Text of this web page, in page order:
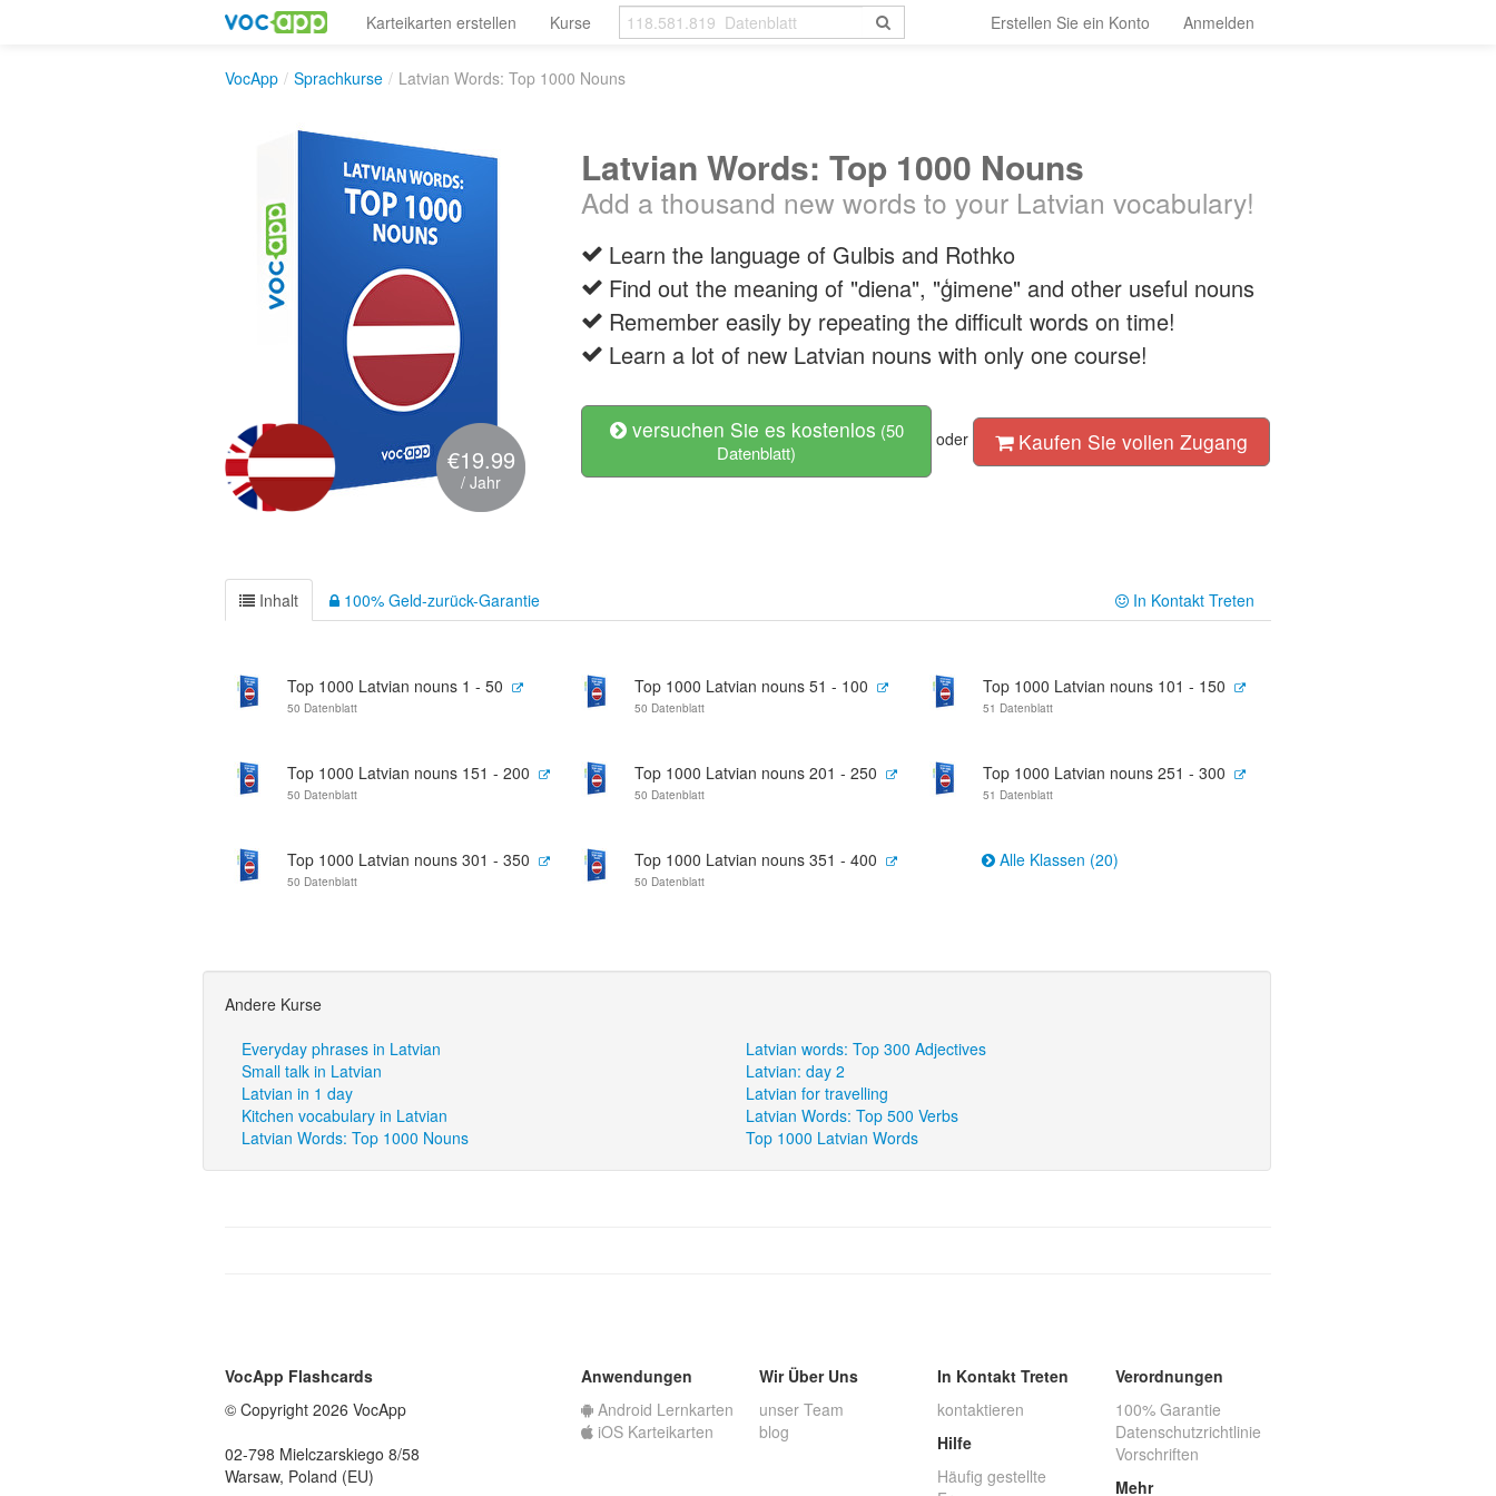
Karteikarten erstellen Kurse Erstellen Sie ein Konto Anmelden
VocApp / Sprachkurse / Latvian Words: Top 1000 Nouns
€19.99
/ Jahr
Latvian Words: Top 1000 Nouns
Add a thousand new words to your Latvian vocabulary!
Learn the language of Gulbis and Rothko
Find out the meaning of "diena", "ģimene" and other useful nouns
Remember easily by repeating the difficult words on time!
Learn a lot of new Latvian nouns with only one course!
versuchen Sie es kostenlos (50
Datenblatt)
oder Kaufen Sie vollen Zugang
Inhalt 100% Geld-zurück-Garantie In Kontakt Treten
Top 1000 Latvian nouns 1 - 50
50 Datenblatt
Top 1000 Latvian nouns 51 - 100
50 Datenblatt
Top 1000 Latvian nouns 101 - 150
51 Datenblatt
Top 1000 Latvian nouns 151 - 200
50 Datenblatt
Top 1000 Latvian nouns 201 - 250
50 Datenblatt
Top 1000 Latvian nouns 251 - 300
51 Datenblatt
Top 1000 Latvian nouns 301 - 350
50 Datenblatt
Top 1000 Latvian nouns 351 - 400
50 Datenblatt
Alle Klassen (20)
Andere Kurse
Everyday phrases in Latvian
Latvian words: Top 300 Adjectives
Small talk in Latvian
Latvian: day 2
Latvian in 1 day
Latvian for travelling
Kitchen vocabulary in Latvian
Latvian Words: Top 500 Verbs
Latvian Words: Top 1000 Nouns
Top 1000 Latvian Words
VocApp Flashcards
© Copyright 2026 VocApp
02-798 Mielczarskiego 8/58
Warsaw, Poland (EU)
Anwendungen
Android Lernkarten
iOS Karteikarten
Wir Über Uns
unser Team
blog
In Kontakt Treten
kontaktieren
Hilfe
Häufig gestellte
Verordnungen
100% Garantie
Datenschutzrichtlinie
Vorschriften
Mehr